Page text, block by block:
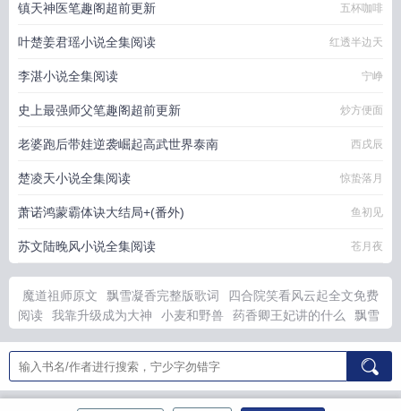
镇天神医笔趣阁超前更新 五杯咖啡
叶楚姜君瑶小说全集阅读 红透半边天
李湛小说全集阅读 宁峥
史上最强师父笔趣阁超前更新 炒方便面
老婆跑后带娃逆袭崛起高武世界泰南 西戌辰
楚凌天小说全集阅读 惊蛰落月
萧诺鸿蒙霸体诀大结局+(番外) 鱼初见
苏文陆晚风小说全集阅读 苍月夜
魔道祖师原文 飘雪凝香完整版歌词
四合院笑看风云起全文免费
阅读
我靠升级成为大神 小麦和野兽 药香卿王妃讲的什么
飘雪
追不舍全文阅读
智擒女间谍坑神 程少东免费阅读入口
逆天狂
乱
崩坏3主题曲 桑晚全集 妖魔办
药香逃妃最新章节
我靠成神无限
离婚没关系妈妈网
想让儿子能够好好学习，为他